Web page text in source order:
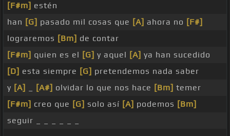
[F#m] estén
han [G] pasado mil cosas que [A] ahora no [F#]
lograremos [Bm] de contar
[F#m] quien es el [G] y aquel [A] ya han sucedido
[D] esta siempre [G] pretendemos nada saber
y [A] [A#] olvidar lo que nos hace [Bm] temer
[F#m] creo que [G] solo así [A] podemos [Bm]
seguir _ _ _ _ _ _